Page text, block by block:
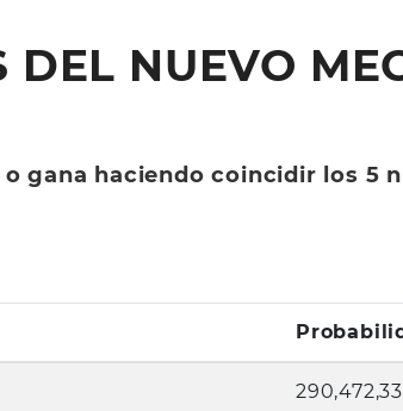
NUEVO
gana haciendo coincidir los 5